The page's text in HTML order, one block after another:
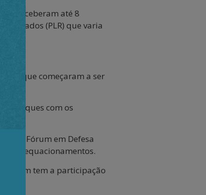
receberam até 8
(PLR) que varia
que começaram a ser
com os
e do Fórum em Defesa
os equacionamentos.
tem a participação